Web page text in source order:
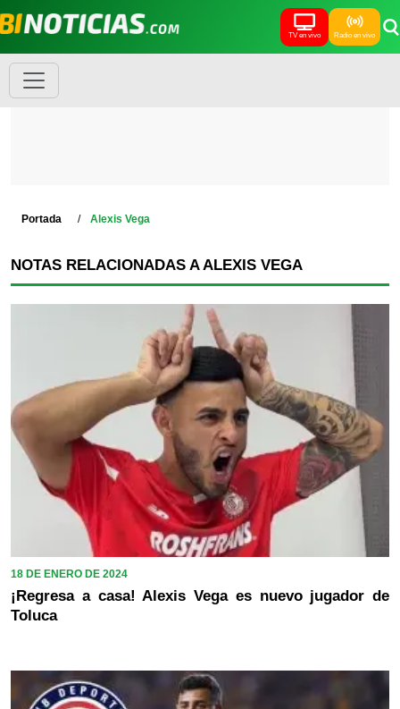
TV en vivo Radio en vivo
Portada Alexis Vega
NOTAS RELACIONADAS A ALEXIS VEGA
18 DE ENERO DE 2024
¡Regresa a casa! Alexis Vega es nuevo jugador de
Toluca